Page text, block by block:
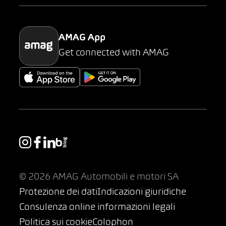
Parking
AMAG App
Get connected with AMAG
© 2026 AMAG Automobili e motori SA
Protezione dei datiIndicazioni giuridiche
Consulenza online informazioni legali
Politica sui cookieColophon